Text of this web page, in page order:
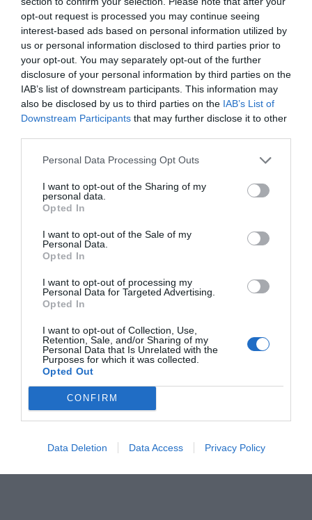
opt-out request is processed you may continue seeing
interest-based ads based on personal information utilized by
us or personal information disclosed to third parties prior to
your opt-out. You may separately opt-out of the further
disclosure of your personal information by third parties on the
IAB’s list of downstream participants. This information may
also be disclosed by us to third parties on the IAB’s List of
Downstream Participants that may further disclose it to other
Personal Data Processing Opt Outs
I want to opt-out of the Sharing of my
personal data.
Opted In
I want to opt-out of the Sale of my
Personal Data.
Opted In
I want to opt-out of processing my
Personal Data for Targeted Advertising.
Opted In
I want to opt-out of Collection, Use,
Retention, Sale, and/or Sharing of my
Personal Data that Is Unrelated with the
Purposes for which it was collected.
Opted Out
CONFIRM
Data Deletion Data Access Privacy Policy
ΔΗΜΟΦΙΛΕΣΤΕΡΑ ΗΜΕΡΑΣ
ΜΠΑΛΑ
Χρειάζεται και εκεί παίκτη ο Παναθηναϊκός
2 ΔΙΑΚΟΠΕΣ
Στο νησί του Οδυσσέα:Η παραλία που πολλοί θεωρούν ως
την κορυφαία στην Ελλάδα είναι ένα έπος ομορφιάς
«Ψηλά τα χέρια σύντροφε»:Ένα σκοτεινό crime στην